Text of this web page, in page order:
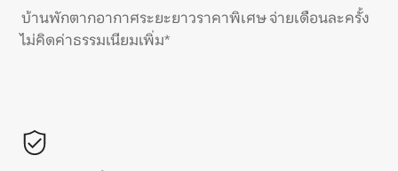
บ้านพักตากอากาศระยะยาวราคาพิเศษ จ่ายเดือนละครั้ง
ไม่คิดค่าธรรมเนียมเพิ่ม*